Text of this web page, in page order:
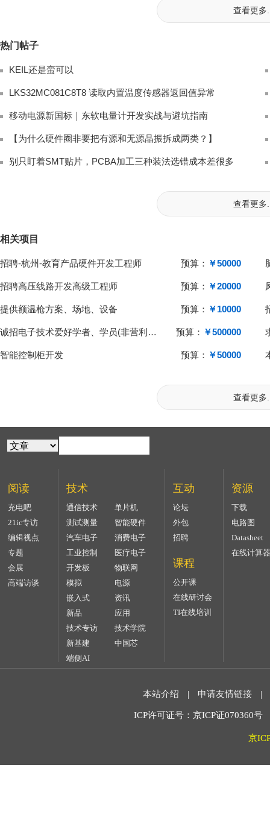
查看更多
热门帖子
KEIL还是蛮可以
LKS32MC081C8T8 读取内置温度传感器返回值异常
移动电源新国标｜东软电量计开发实战与避坑指南
【为什么硬件圈非要把有源和无源晶振拆成两类？】
别只盯着SMT贴片，PCBA加工三种装法选错成本差很多
查看更多
相关项目
招聘-杭州-教育产品硬件开发工程师 预算： ￥50000
招聘高压线路开发高级工程师 预算： ￥20000
提供额温枪方案、场地、设备 预算： ￥10000
诚招电子技术爱好学者、学员(非营利性质) 预算： ￥500000
智能控制柜开发 预算： ￥50000
查看更多
阅读
充电吧
21ic专访
编辑视点
专题
会展
高端访谈
技术
通信技术
单片机
测试测量
智能硬件
汽车电子
消费电子
工业控制
医疗电子
开发板
物联网
模拟
电源
嵌入式
资讯
新品
应用
技术专访
技术学院
新基建
中国芯
端侧AI
互动
论坛
外包
招聘
课程
公开课
在线研讨会
TI在线培训
资源
下载
电路图
Datasheet
在线计算器
本站介绍 | 申请友情链接 |
ICP许可证号：京ICP证070360
京